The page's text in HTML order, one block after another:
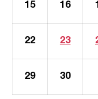
15 16
22 23
29 30